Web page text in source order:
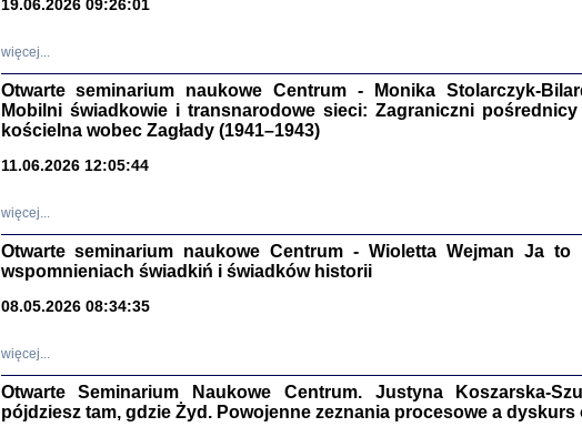
oprac. Aleksandra Bańkowska
Warszawa 2022
oprac. Aleksandra
19.06.2026 09:26:01
więcej...
Otwarte seminarium naukowe Centrum - Monika Stolarczyk-
Mobilni świadkowie i transnarodowe sieci: Zagraniczni
kościelna wobec Zagłady (1941–1943)
11.06.2026 12:05:44
więcej...
Otwarte seminarium naukowe Centrum - Wioletta Wejman Ja to
wspomnieniach świadkiń i świadków historii
08.05.2026 08:34:35
więcej...
Otwarte Seminarium Naukowe Centrum. Justyna Koszarska-
pójdziesz tam, gdzie Żyd. Powojenne zeznania procesowe a dyskurs